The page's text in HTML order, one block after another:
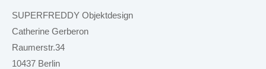
SUPERFREDDY Objektdesign
Catherine Gerberon
Raumerstr.34
10437 Berlin